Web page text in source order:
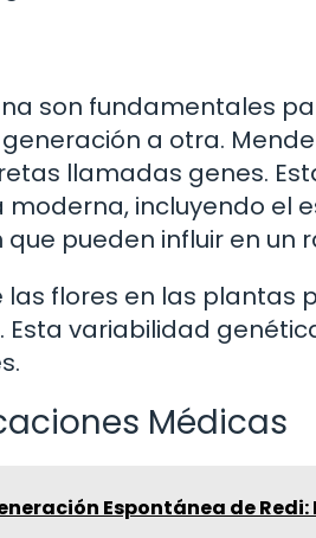
son fundamentales
a otra.
llamadas genes.
incluyendo el
pueden influir en un
flores en las plantas
variabilidad
Médicas
Espontánea de